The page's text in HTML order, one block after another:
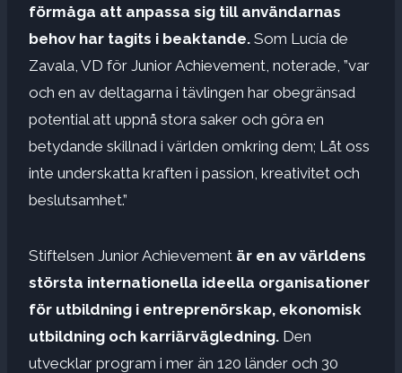
förmåga att anpassa sig till användarnas
behov har tagits i beaktande. Som Lucía de
Zavala, VD för Junior Achievement, noterade, ”var
och en av deltagarna i tävlingen har obegränsad
potential att uppnå stora saker och göra en
betydande skillnad i världen omkring dem; Låt oss
inte underskatta kraften i passion, kreativitet och
beslutsamhet.”
Stiftelsen Junior Achievement är en av världens
största internationella ideella organisationer
för utbildning i entreprenörskap, ekonomisk
utbildning och karriärvägledning. Den
utvecklar program i mer än 120 länder och 30